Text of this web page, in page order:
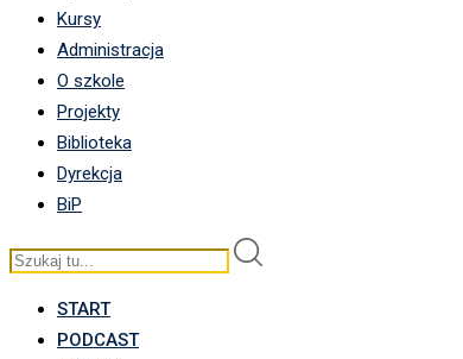
Kursy
Administracja
O szkole
Projekty
Biblioteka
Dyrekcja
BiP
START
PODCAST